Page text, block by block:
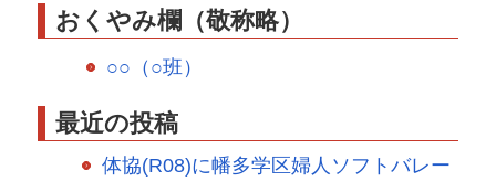
おくやみ欄（敬称略）
○○（○班）
最近の投稿
体協(R08)に幡多学区婦人ソフトバレー